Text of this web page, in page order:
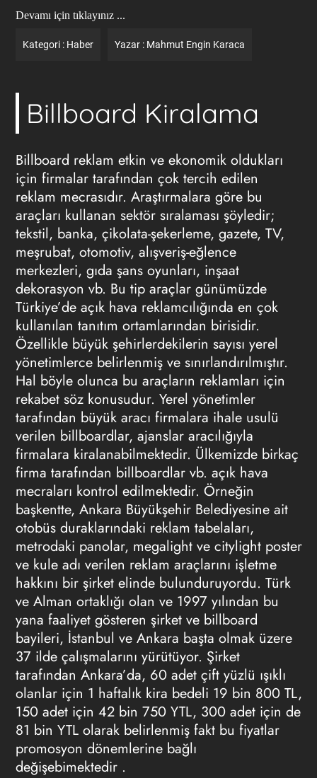
Devamı için tıklayınız ...
Kategori : Haber Yazar : Mahmut Engin Karaca
Billboard Kiralama
Billboard reklam etkin ve ekonomik oldukları
için firmalar tarafından çok tercih edilen
reklam mecrasıdır. Araştırmalara göre bu
araçları kullanan sektör sıralaması şöyledir;
tekstil, banka, çikolata-şekerleme, gazete, TV,
meşrubat, otomotiv, alışveriş-eğlence
merkezleri, gıda şans oyunları, inşaat
dekorasyon vb. Bu tip araçlar günümüzde
Türkiye’de açık hava reklamcılığında en çok
kullanılan tanıtım ortamlarından birisidir.
Özellikle büyük şehirlerdekilerin sayısı yerel
yönetimlerce belirlenmiş ve sınırlandırılmıştır.
Hal böyle olunca bu araçların reklamları için
rekabet söz konusudur. Yerel yönetimler
tarafından büyük aracı firmalara ihale usulü
verilen billboardlar, ajanslar aracılığıyla
firmalara kiralanabilmektedir. Ülkemizde birkaç
firma tarafından billboardlar vb. açık hava
mecraları kontrol edilmektedir. Örneğin
başkentte, Ankara Büyükşehir Belediyesine ait
otobüs duraklarındaki reklam tabelaları,
metrodaki panolar, megalight ve citylight poster
ve kule adı verilen reklam araçlarını işletme
hakkını bir şirket elinde bulunduruyordu. Türk
ve Alman ortaklığı olan ve 1997 yılından bu
yana faaliyet gösteren şirket ve billboard
bayileri, İstanbul ve Ankara başta olmak üzere
37 ilde çalışmalarını yürütüyor. Şirket
tarafından Ankara’da, 60 adet çift yüzlü ışıklı
olanlar için 1 haftalık kira bedeli 19 bin 800 TL,
150 adet için 42 bin 750 YTL, 300 adet için de
81 bin YTL olarak belirlenmiş fakt bu fiyatlar
promosyon dönemlerine bağlı
değişebimektedir .